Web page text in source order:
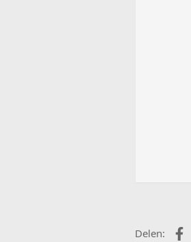
Delen: